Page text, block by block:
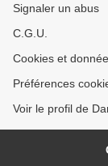
Signaler un abus
C.G.U.
Cookies et
Préférences
Voir le profil de